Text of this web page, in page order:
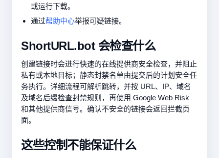
或运行下载。
通过帮助中心举报可疑链接。
ShortURL.bot 会检查什么
创建链接时会进行快速的在线提供商安全检查，并阻止
私有或本地目标；静态封禁名单由提交后的计划安全任
务执行。详细流程可解析跳转，并按 URL、IP、域名
及域名后缀检查封禁规则，再使用 Google Web Risk
和其他提供商信号。确认不安全的链接会返回拦截页
面。
这些控制不能保证什么